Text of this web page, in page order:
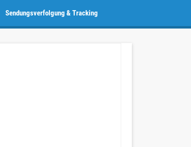
Sendungsverfolgung & Tracking